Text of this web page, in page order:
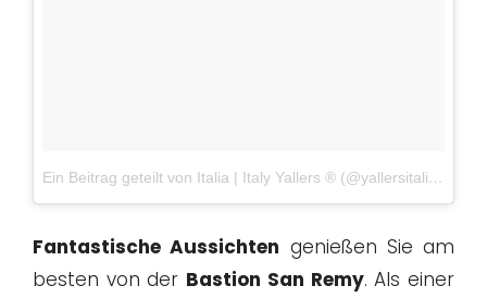
Ein Beitrag geteilt von Italia | Italy Yallers ® (@yallersitalia)
Fantastische Aussichten genießen Sie am
besten von der Bastion San Remy. Als einer